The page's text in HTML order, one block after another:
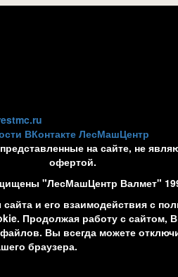
ВКонтакте ЛесМашЦентр
на сайте, не
офертой.
"ЛесМашЦентр Валмет"
и его взаимодействия с
Продолжая работу с сайтом,
Вы всегда можете
браузера.